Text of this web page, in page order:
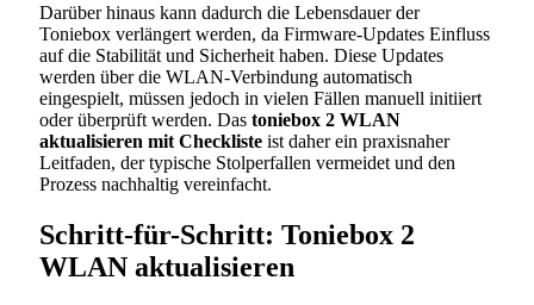
Darüber hinaus kann dadurch die Lebensdauer der
Toniebox verlängert werden, da Firmware-Updates Einfluss
auf die Stabilität und Sicherheit haben. Diese Updates
werden über die WLAN-Verbindung automatisch
eingespielt, müssen jedoch in vielen Fällen manuell initiiert
oder überprüft werden. Das toniebox 2 WLAN
aktualisieren mit Checkliste ist daher ein praxisnaher
Leitfaden, der typische Stolperfallen vermeidet und den
Prozess nachhaltig vereinfacht.
Schritt-für-Schritt: Toniebox 2
WLAN aktualisieren